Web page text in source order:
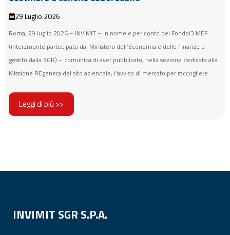
29 Luglio 2026
Roma, 29 luglio 2026 – INVIMIT – in nome e per conto del Fondoi3 MEF
(interamente partecipato dal Ministero dell’Economia e delle Finanze e
gestito dalla SGR) – comunica di aver pubblicato, nella sezione dedicata alla
Missione REgenera del sito aziendale, l’avviso di mercato per raccogliere...
Leggi di più >>
INVIMIT SGR S.P.A.